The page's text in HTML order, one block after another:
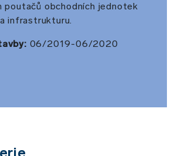
poutačů obchodních jednotek
infrastrukturu.
06/2019-06/2020